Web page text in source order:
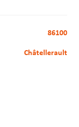
86100
Châtellerault